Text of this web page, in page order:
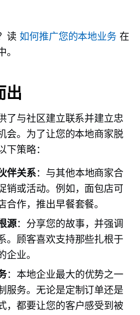
读 如何推广您的本地业务 在
。
出
了与社区建立联系并建立忠
会。为了让您的本地商家脱
下策略：
伴关系：与其他本地商家合
销或活动。例如，面包店可
合作，推出早餐套餐。
源：分享您的故事，并强调
。顾客喜欢支持那些扎根于
企业。
：本地企业最大的优势之一
服务。无论是定制订单还是
，都要让您的客户感受到被